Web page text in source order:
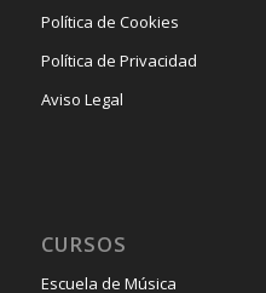
Política de Cookies
Política de Privacidad
Aviso Legal
CURSOS
Escuela de Música